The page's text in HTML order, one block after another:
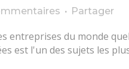
Partager
entreprises du monde
est l'un des sujets les